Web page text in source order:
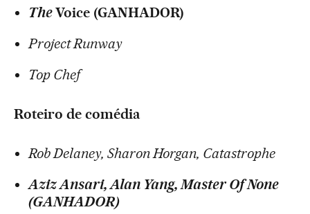
TheVoice (GANHADOR)
Project Runway
Top Chef
Roteiro de comédia
Rob Delaney, Sharon Horgan, Catastrophe
Aziz Ansari, Alan Yang, Master Of None
(GANHADOR)